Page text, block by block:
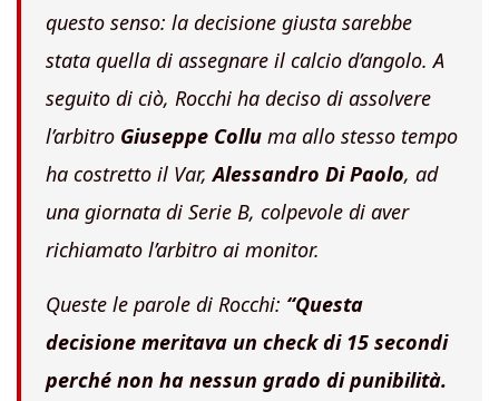
questo senso: la decisione giusta sarebbe
stata quella di assegnare il calcio d’angolo. A
seguito di ciò, Rocchi ha deciso di assolvere
l’arbitro Giuseppe Collu ma allo stesso tempo
ha costretto il Var,Alessandro Di Paolo, ad
una giornata di Serie B, colpevole di aver
richiamato l’arbitro ai monitor.
Queste le parole di Rocchi: “Questa
decisione meritava un check di 15 secondi
perché non ha nessun grado di punibilità.